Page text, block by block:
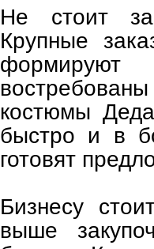
Не стоит
Крупные
костюмы
быстро и в
готовят
Бизнесу
выше